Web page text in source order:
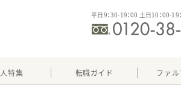
平日9：30-19：00 土日10：00-19
特集 転職ガイド ファ